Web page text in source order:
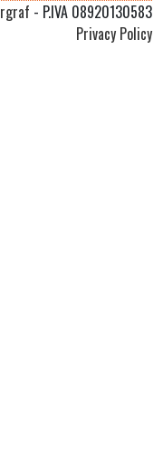
- P.IVA 08920130583
Privacy Policy